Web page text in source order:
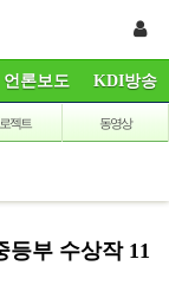
언론보도 KDI방송
젝트 동영상
등부 수상작 11